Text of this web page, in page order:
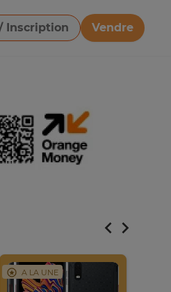
Inscription
Vendre
A LA UNE